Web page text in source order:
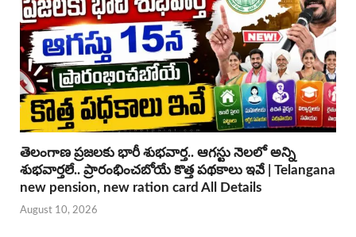
తెలంగాణ ప్రజలకు భారీ శుభవార్త.. ఆగస్టు నెలలో అన్ని
శుభవార్తలే.. ప్రారంభించబోయే కొత్త పథకాలు ఇవే | Telangana
new pension, new ration card All Details
August 10, 2026